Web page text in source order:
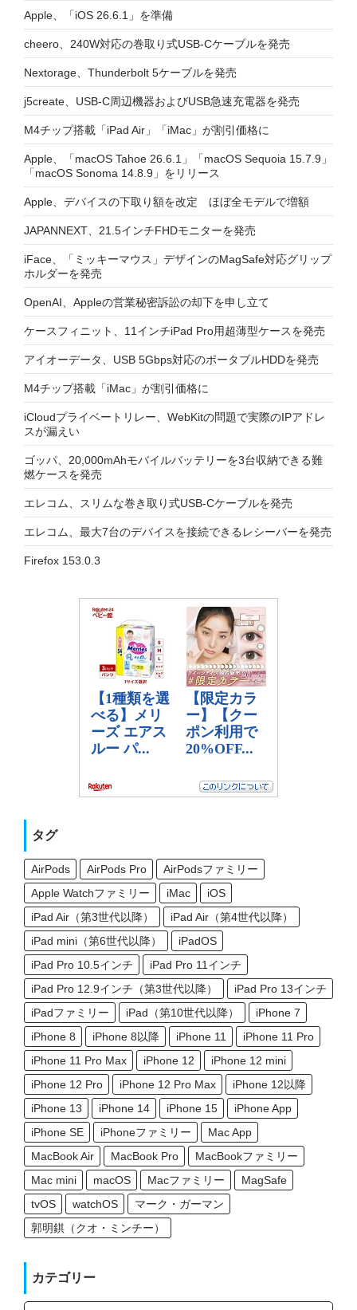
Apple、「iOS 26.6.1」を準備
cheero、240W対応の巻取り式USB-Cケーブルを発売
Nextorage、Thunderbolt 5ケーブルを発売
j5create、USB-C周辺機器およびUSB急速充電器を発売
M4チップ搭載「iPad Air」「iMac」が割引価格に
Apple、「macOS Tahoe 26.6.1」「macOS Sequoia 15.7.9」
「macOS Sonoma 14.8.9」をリリース
Apple、デバイスの下取り額を改定 ほぼ全モデルで増額
JAPANNEXT、21.5インチFHDモニターを発売
iFace、「ミッキーマウス」デザインのMagSafe対応グリップ
ホルダーを発売
OpenAI、Appleの営業秘密訴訟の却下を申し立て
ケースフィニット、11インチiPad Pro用超薄型ケースを発売
アイオーデータ、USB 5Gbps対応のポータブルHDDを発売
M4チップ搭載「iMac」が割引価格に
iCloudプライベートリレー、WebKitの問題で実際のIPアドレ
スが漏えい
ゴッパ、20,000mAhモバイルバッテリーを3台収納できる難
燃ケースを発売
エレコム、スリムな巻き取り式USB-Cケーブルを発売
エレコム、最大7台のデバイスを接続できるレシーバーを発売
Firefox 153.0.3
タグ
AirPods AirPods Pro
AirPodsファミリー
Apple Watchファミリー
iMac
iOS
iPad Air（第3世代以降）
iPad Air（第4世代以降）
iPad mini（第6世代以降）
iPadOS
iPad Pro 10.5インチ
iPad Pro 11インチ
iPad Pro 12.9インチ（第3世代以降）
iPad Pro 13インチ
iPadファミリー
iPad（第10世代以降）
iPhone 7
iPhone 8
iPhone 8以降 iPhone 11
iPhone 11 Pro
iPhone 11 Pro Max
iPhone 12
iPhone 12 mini
iPhone 12 Pro
iPhone 12 Pro Max
iPhone 12以降
iPhone 13
iPhone 14 iPhone 15
iPhone App
iPhone SE
iPhoneファミリー
Mac App
MacBook Air
MacBook Pro
MacBookファミリー
Mac mini
macOS Macファミリー
MagSafe
tvOS
watchOS
マーク・ガーマン
郭明錤（クオ・ミンチー）
カテゴリー
カ